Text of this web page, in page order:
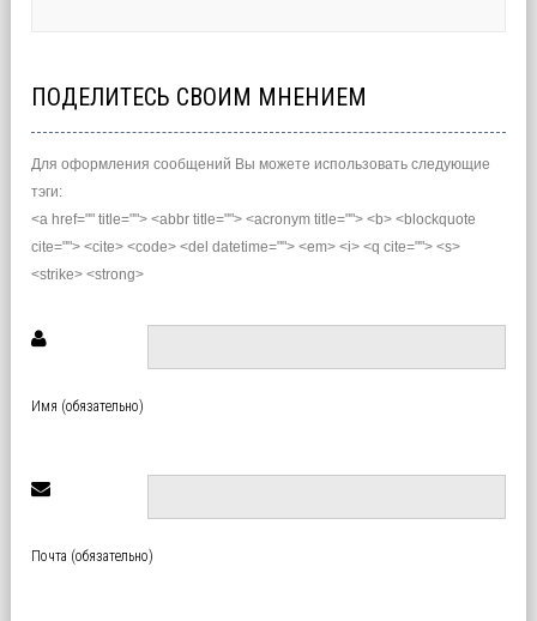
ПОДЕЛИТЕСЬ СВОИМ МНЕНИЕМ
Для оформления сообщений Вы можете использовать следующие
тэги:
<a href="" title=""> <abbr title=""> <acronym title=""> <b> <blockquote
cite=""> <cite> <code> <del datetime=""> <em> <i> <q cite=""> <s>
<strike> <strong>
Имя (обязательно)
Почта (обязательно)